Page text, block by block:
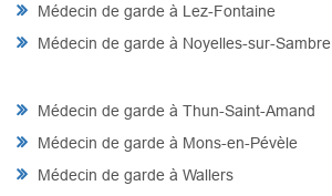
Médecin de garde à Lez-Fontaine
Médecin de garde à Noyelles-sur-Sambre
Médecin de garde à Thun-Saint-Amand
Médecin de garde à Mons-en-Pévèle
Médecin de garde à Wallers